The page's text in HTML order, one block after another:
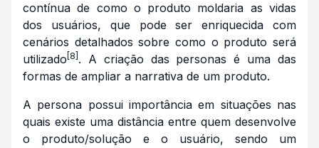
contínua de como o produto moldaria as vidas
dos usuários, que pode ser enriquecida com
cenários detalhados sobre como o produto será
utilizado [8] . A criação das personas é uma das
formas de ampliar a narrativa de um produto.
A persona possui importância em situações nas
quais existe uma distância entre quem desenvolve
o produto/solução e o usuário, sendo um